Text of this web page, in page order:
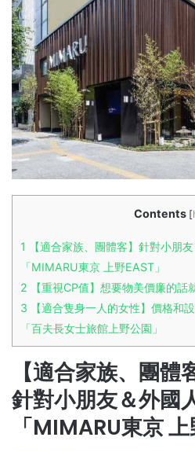
Contents [
1
【適合家族、團體客】針對小朋
「MIMARU東京 上野EAST」
2 【重視CP值】想要物美價廉的話
3 【適合隻身一人的女性】價格和
「百夫長女士旅館上野公園」
【適合家族、團體
針對小朋友＆外國
「MIMARU東京 上